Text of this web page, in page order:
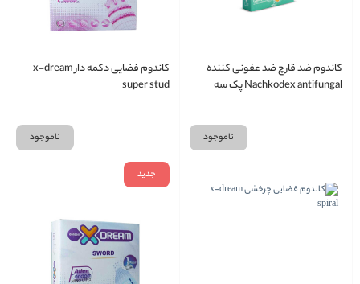
کاندوم ضد قارچ ضد عفونی کننده
Nachkodex antifungal پک سه
ناموجود
کاندوم فضایی دکمه دار x-dream
super stud
ناموجود
جدید